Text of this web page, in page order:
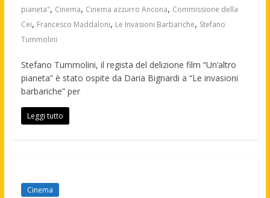
pianeta", Cinema, Cinema azzurro Ancona, Commissione della
Cei, Francesco Maddaloni, Le Invasioni Barbariche, Stefano
Tummolini
Stefano Tummolini, il regista del delizione film “Un’altro
pianeta” è stato ospite da Daria Bignardi a “Le invasioni
barbariche” per
Leggi tutto
Cinema